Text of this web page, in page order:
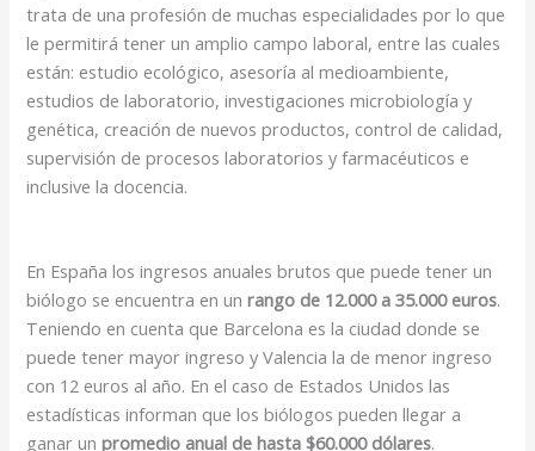
trata de una profesión de muchas especialidades por lo que
le permitirá tener un amplio campo laboral, entre las cuales
están: estudio ecológico, asesoría al medioambiente,
estudios de laboratorio, investigaciones microbiología y
genética, creación de nuevos productos, control de calidad,
supervisión de procesos laboratorios y farmacéuticos e
inclusive la docencia.
En España los ingresos anuales brutos que puede tener un
biólogo se encuentra en unrango de 12.000 a 35.000 euros.
Teniendo en cuenta que Barcelona es la ciudad donde se
puede tener mayor ingreso y Valencia la de menor ingreso
con 12 euros al año. En el caso de Estados Unidos las
estadísticas informan que los biólogos pueden llegar a
ganar unpromedio anual de hasta $60.000 dólares.